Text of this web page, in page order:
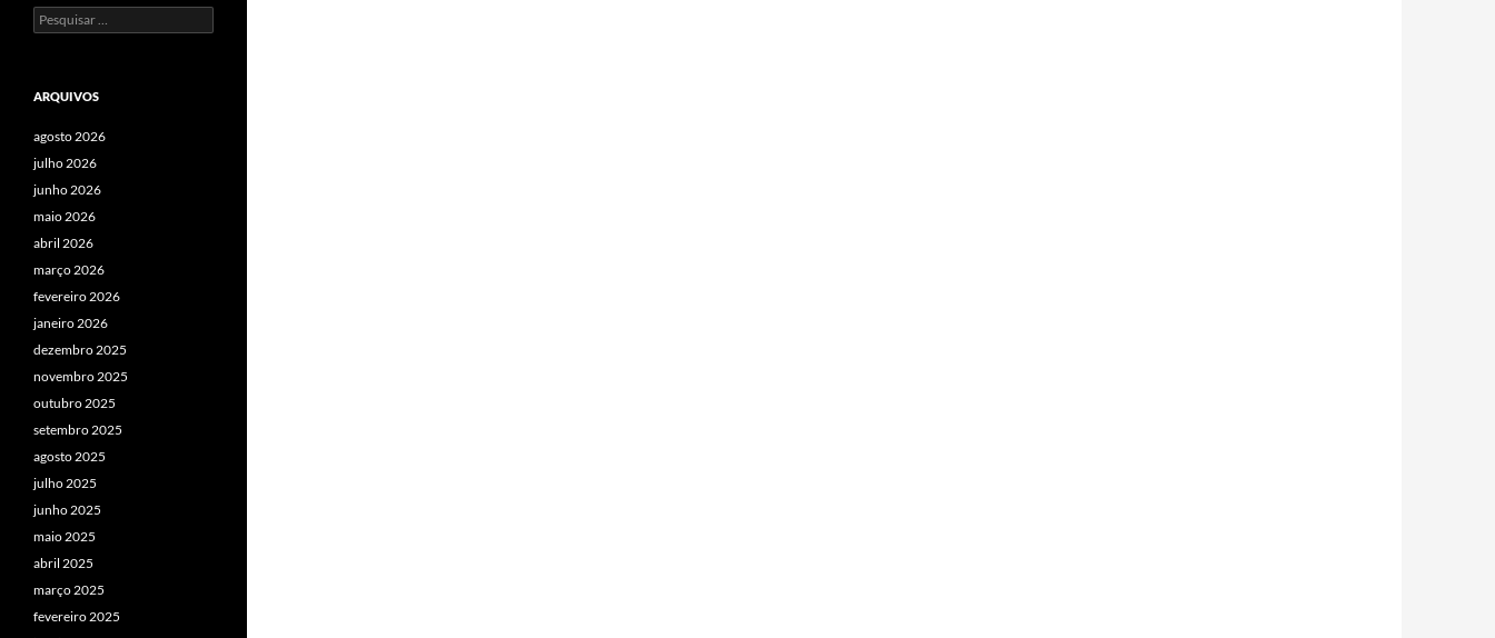
Pesquisar
por:
ARQUIVOS
agosto 2026
julho 2026
junho 2026
maio 2026
abril 2026
março 2026
fevereiro 2026
janeiro 2026
dezembro 2025
novembro 2025
outubro 2025
setembro 2025
agosto 2025
julho 2025
junho 2025
maio 2025
abril 2025
março 2025
fevereiro 2025